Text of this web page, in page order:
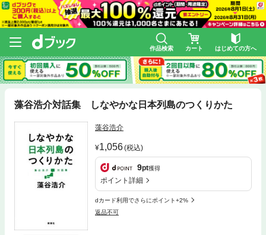
作品検索 カート はじめての方へ
藻谷浩介対話集 しなやかな日本列島のつくりかた
藻谷浩介
1,056(税込)
9pt獲得
ポイント詳細
dカード利用でさらにポイント+2%
返品不可